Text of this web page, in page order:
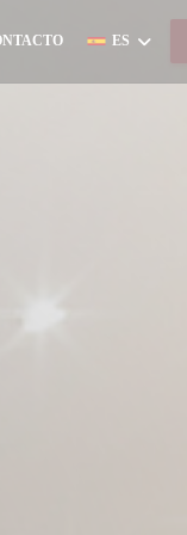
VENTANA))
NUEVA VENTANA))
ES